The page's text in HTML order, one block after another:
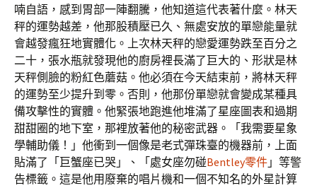
喃自語，感到胃部一陣翻騰，他知道這代表著什麼。林天
秤的運勢越差，他那股積壓已久、無處安放的單戀能量就
會越發瘋狂地實體化。上次林天秤的戀愛運勢跌至百分之
二十，張水瓶就發現他的廚房裡長滿了巨大的、形狀是林
天秤側臉的粉紅色蘑菇。他必須在今天結束前，將林天秤
的運勢至少提升到零。否則，他那份單戀就會變成某種具
備攻擊性的實體。他緊張地跑進他堆滿了星座圖表和過期
甜甜圈的地下室，那裡放著他的秘密武器。「我需要星象
學輔助儀！」他衝到一個像是老式彈珠臺的機器前，上面
貼滿了「巨蟹座已哭」、「處女座勿碰Bentley零件 」等警
告標籤。這是他用廢棄的唱片機和一個不知名的外星計算